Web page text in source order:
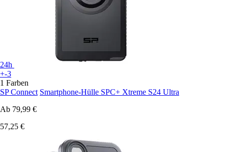
24h
+-3
1 Farben
SP Connect Smartphone-Hülle SPC+ Xtreme S24 Ultra
Ab 79,99 €
57,25 €